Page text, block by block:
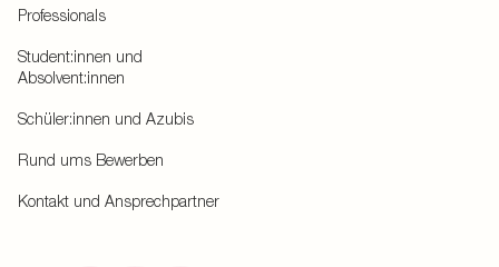
Professionals
Student:innen und
Absolvent:innen
Schüler:innen und Azubis
Rund ums Bewerben
Kontakt und Ansprechpartner